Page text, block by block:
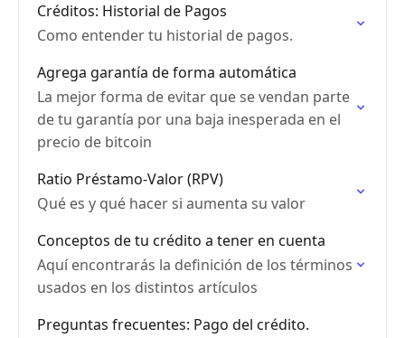
Créditos: Historial de Pagos
Como entender tu historial de pagos.
Agrega garantía de forma automática
La mejor forma de evitar que se vendan parte
de tu garantía por una baja inesperada en el
precio de bitcoin
Ratio Préstamo-Valor (RPV)
Qué es y qué hacer si aumenta su valor
Conceptos de tu crédito a tener en cuenta
Aquí encontrarás la definición de los términos
usados en los distintos artículos
Preguntas frecuentes: Pago del crédito.